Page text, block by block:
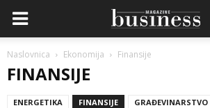
Naslovnica Ekonomija Finansije
FINANSIJE
ENERGETIKA FINANSIJE GRAĐEVINARSTVO